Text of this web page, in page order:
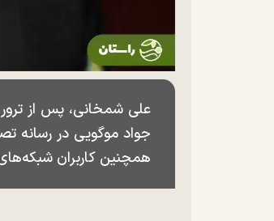
جواد موگویی در رسانه
همچنین کاربران